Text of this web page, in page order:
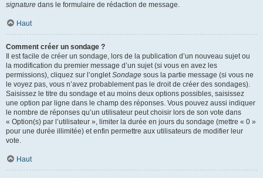
signature dans le formulaire de rédaction de message.
Haut
Comment créer un sondage ?
Il est facile de créer un sondage, lors de la publication d’un nouveau sujet ou
la modification du premier message d’un sujet (si vous en avez les
permissions), cliquez sur l’ongletSondage sous la partie message (si vous ne
le voyez pas, vous n’avez probablement pas le droit de créer des sondages).
Saisissez le titre du sondage et au moins deux options possibles, saisissez
une option par ligne dans le champ des réponses. Vous pouvez aussi indiquer
le nombre de réponses qu’un utilisateur peut choisir lors de son vote dans
« Option(s) par l’utilisateur », limiter la durée en jours du sondage (mettre « 0 »
pour une durée illimitée) et enfin permettre aux utilisateurs de modifier leur
vote.
Haut